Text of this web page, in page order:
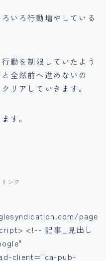
いろ行動増やしている
動を制限していたよう
全然前へ進めないの
リアしていきます。
す。
ンク
page
<!-- 記事_見出し
client="ca-pub-